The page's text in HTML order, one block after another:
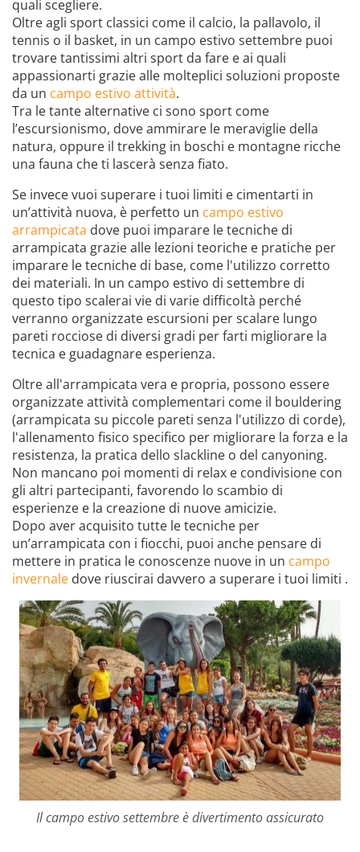
quali scegliere.
Oltre agli sport classici come il calcio, la pallavolo, il
tennis o il basket, in un campo estivo settembre puoi
trovare tantissimi altri sport da fare e ai quali
appassionarti grazie alle molteplici soluzioni proposte
da un campo estivo attività.
Tra le tante alternative ci sono sport come
l’escursionismo, dove ammirare le meraviglie della
natura, oppure il trekking in boschi e montagne ricche
una fauna che ti lascerà senza fiato.
Se invece vuoi superare i tuoi limiti e cimentarti in
un’attività nuova, è perfetto un campo estivo
arrampicata dove puoi imparare le tecniche di
arrampicata grazie alle lezioni teoriche e pratiche per
imparare le tecniche di base, come l'utilizzo corretto
dei materiali. In un campo estivo di settembre di
questo tipo scalerai vie di varie difficoltà perché
verranno organizzate escursioni per scalare lungo
pareti rocciose di diversi gradi per farti migliorare la
tecnica e guadagnare esperienza.
Oltre all'arrampicata vera e propria, possono essere
organizzate attività complementari come il bouldering
(arrampicata su piccole pareti senza l'utilizzo di corde),
l'allenamento fisico specifico per migliorare la forza e la
resistenza, la pratica dello slackline o del canyoning.
Non mancano poi momenti di relax e condivisione con
gli altri partecipanti, favorendo lo scambio di
esperienze e la creazione di nuove amicizie.
Dopo aver acquisito tutte le tecniche per
un’arrampicata con i fiocchi, puoi anche pensare di
mettere in pratica le conoscenze nuove in un campo
invernale dove riuscirai davvero a superare i tuoi limiti .
Il campo estivo settembre è divertimento assicurato